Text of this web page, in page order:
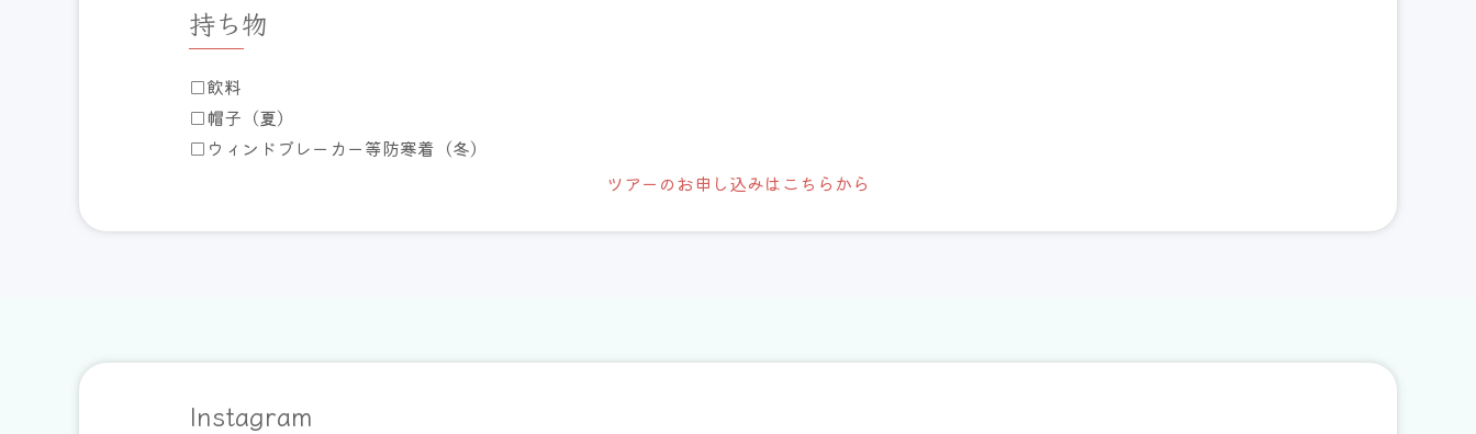
持ち物
□飲料
□帽子（夏）
□ウィンドブレーカー等防寒着（冬）
ツアーのお申し込みはこちらから
Instagram